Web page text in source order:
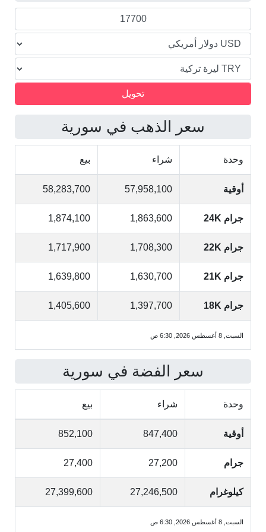
سعر الذهب في سورية
وحدة شراء بيع
أوقية 57,958,100
58,283,700
جرام 24K 1,863,600
1,874,100
جرام 22K 1,708,300
1,717,900
جرام 21K 1,630,700
1,639,800
جرام 18K 1,397,700
1,405,600
السبت, 8 أغسطس 2026, 6:30 ص
سعر الفضة في سورية
وحدة شراء بيع
أوقية 847,400
852,100
جرام 27,200
27,400
كيلوغرام 27,246,500
27,399,600
السبت, 8 أغسطس 2026, 6:30 ص